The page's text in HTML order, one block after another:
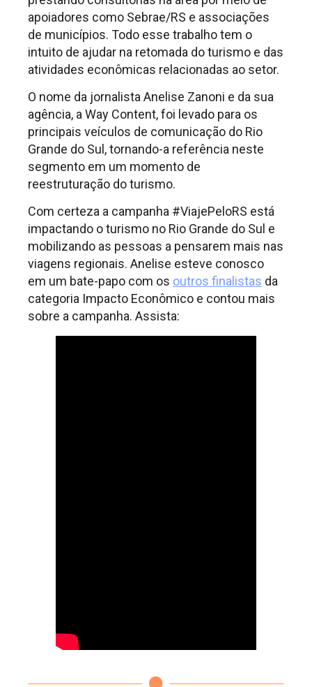
apoiadores como Sebrae/RS e associações
de municípios. Todo esse trabalho tem o
intuito de ajudar na retomada do turismo e das
atividades econômicas relacionadas ao setor.
O nome da jornalista Anelise Zanoni e da sua
agência, a Way Content, foi levado para os
principais veículos de comunicação do Rio
Grande do Sul, tornando-a referência neste
segmento em um momento de
reestruturação do turismo.
Com certeza a campanha #ViajePeloRS está
impactando o turismo no Rio Grande do Sul e
mobilizando as pessoas a pensarem mais nas
viagens regionais. Anelise esteve conosco
em um bate-papo com os outros finalistas da
categoria Impacto Econômico e contou mais
sobre a campanha. Assista: